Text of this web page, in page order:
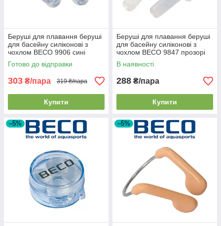
Беруші для плавання беруші
для басейну силіконові з
чохлом BECO 9906 сині
Готово до відправки
303 ₴/пара 319 ₴/пара
Купити
Беруші для плавання беруші
для басейну силіконові з
чохлом BECO 9847 прозорі
В наявності
288 ₴/пара
Купити
–5% –5%